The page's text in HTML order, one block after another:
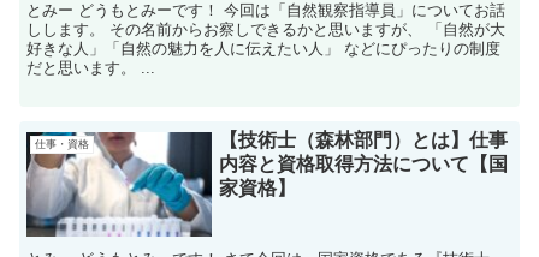
とみー どうもとみーです！ 今回は「自然観察指導員」についてお話
しします。 その名前からお察しできるかと思いますが、 「自然が大
好きな人」「自然の魅力を人に伝えたい人」 などにぴったりの制度
だと思います。 ...
仕事・資格
【技術士（森林部門）とは】仕事
内容と資格取得方法について【国
家資格】